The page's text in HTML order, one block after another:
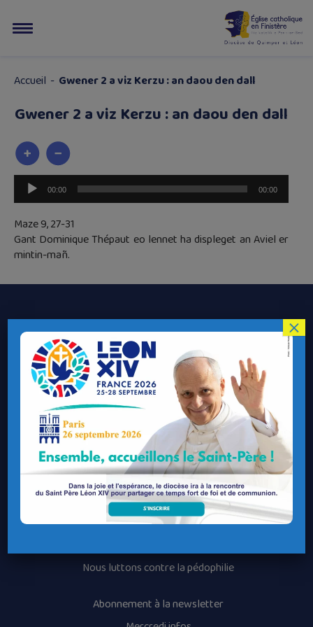
Accueil - Gwener 2 a viz Kerzu : an daou den dall
Gwener 2 a viz Kerzu : an daou den dall
Lecteur
audio
00:00 00:00
Maze 9, 27-31
Gant Dominique Thépaut eo lennet ha displeget an Aviel er
mintin-mañ.
Le Diocèse de Quimper et Léon
Contacter le Diocèse
Contacter ma Paroisse
Contacter un service
Contacter une permanence
Recrutement
Horaires des messes
Nos paroisses
Les services diocésains
Nous luttons contre la pédophilie
Abonnement à la newsletter
×